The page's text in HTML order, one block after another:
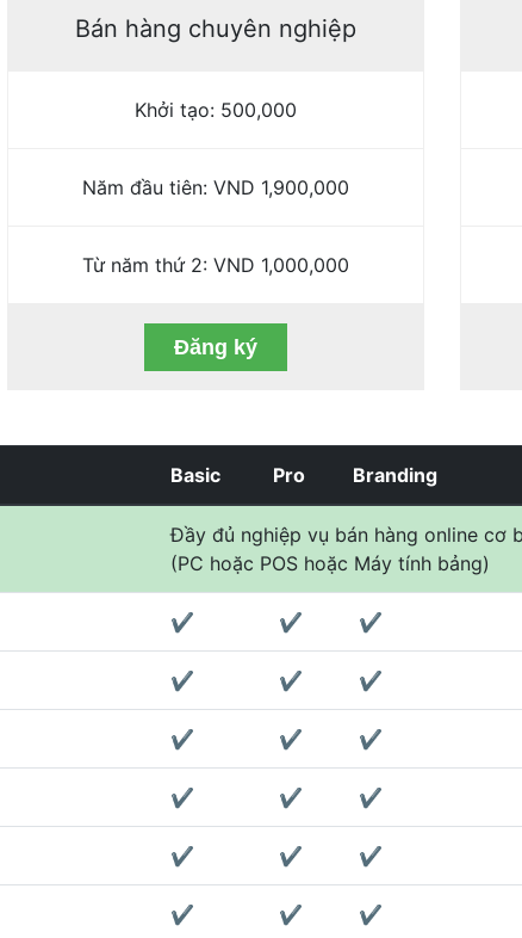
Bán hàng chuyên nghiệp
Khởi tạo: 500,000
Năm đầu tiên: VND 1,900,000
Từ năm thứ 2: VND 1,000,000
Đăng ký
Basic Pro Branding
Đầy đủ nghiệp vụ bán hàng online cơ
(PC hoặc POS hoặc Máy tính bảng)
✔ ✔ ✔
✔ ✔ ✔
✔ ✔ ✔
✔ ✔ ✔
✔ ✔ ✔
✔ ✔ ✔